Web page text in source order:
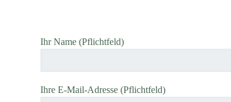
Ihr Name (Pflichtfeld)
Ihre E-Mail-Adresse (Pflichtfeld)